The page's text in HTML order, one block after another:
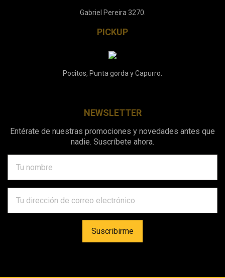
Gabriel Pereira 3270.
PICKUP
Pocitos, Punta gorda y Capurro.
NEWSLETTER
Entérate de nuestras promociones y novedades antes que
nadie. Suscríbete ahora.